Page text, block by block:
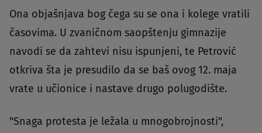
Ona objašnjava bog čega su se ona i kolege vratili
časovima. U zvaničnom saopštenju gimnazije
navodi se da zahtevi nisu ispunjeni, te Petrović
otkriva šta je presudilo da se baš ovog 12. maja
vrate u učionice i nastave drugo polugodište.
"Snaga protesta je ležala u mnogobrojnosti",